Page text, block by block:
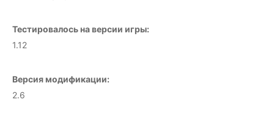
Тестировалось на версии игры:
1.12
Версия модификации:
2.6